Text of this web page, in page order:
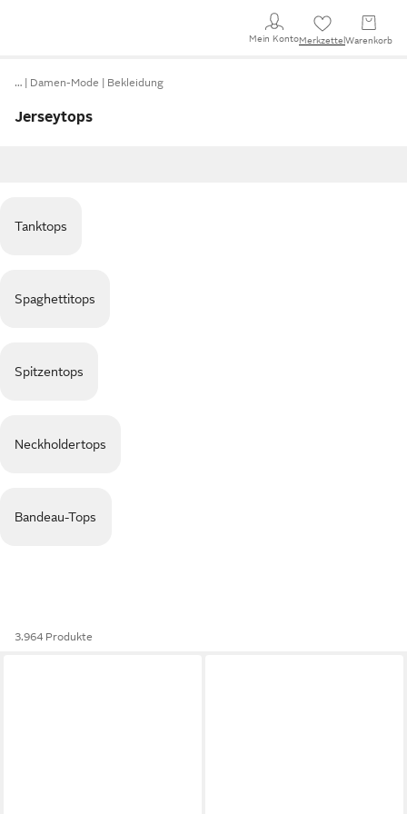
Mein KontoMerkzettel Warenkorb
… Damen-Mode Bekleidung
Jerseytops
Tanktops
Spaghettitops
Spitzentops
Neckholdertops
Bandeau-Tops
3.964 Produkte